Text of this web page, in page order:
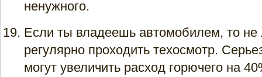
ненужного.
Если ты владеешь автомобилем, то не
регулярно проходить техосмотр.
могут увеличить расход горючего на